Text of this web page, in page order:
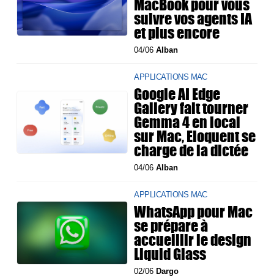
suivre vos agents IA
et plus encore
04/06Alban
APPLICATIONS MAC
Google AI Edge
Gallery fait tourner
Gemma 4 en local
sur Mac, Eloquent se
charge de la dictée
04/06Alban
APPLICATIONS MAC
WhatsApp pour Mac
se prépare à
accueillir le design
Liquid Glass
02/06 Dargo